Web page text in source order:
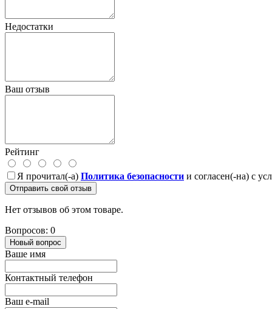
Недостатки
Ваш отзыв
Рейтинг
Я прочитал(-а) Политика безопасности и согласен(-на) с
Отправить свой отзыв
Нет отзывов об этом товаре.
Вопросов: 0
Новый вопрос
Ваше имя
Контактный телефон
Ваш e-mail